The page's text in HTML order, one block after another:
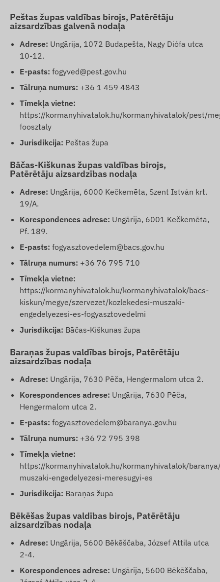
Peštas župas valdības birojs, Patērētāju
aizsardzības galvenā nodaļa
Adrese: Ungārija, 1072 Budapešta, Nagy Diófa utca
10-12.
E-pasts: fogyved@pest.gov.hu
Tālruņa numurs: +36 1 459 4843
Tīmekļa vietne:
https://kormanyhivatalok.hu/kormanyhivatalok/pest/
foosztaly
Jurisdikcija: Peštas župa
Bāčas-Kiškunas župas valdības birojs,
Patērētāju aizsardzības nodaļa
Adrese: Ungārija, 6000 Kečkemēta, Szent István krt.
19/A.
Korespondences adrese: Ungārija, 6001 Kečkemēta,
Pf. 189.
E-pasts: fogyasztovedelem@bacs.gov.hu
Tālruņa numurs: +36 76 795 710
Tīmekļa vietne:
https://kormanyhivatalok.hu/kormanyhivatalok/bacs-
kiskun/megye/szervezet/kozlekedesi-muszaki-
engedelyezesi-es-fogyasztovedelmi
Jurisdikcija: Bāčas-Kiškunas župa
Baraņas župas valdības birojs, Patērētāju
aizsardzības nodaļa
Adrese: Ungārija, 7630 Pēča, Hengermalom utca 2.
Korespondences adrese: Ungārija, 7630 Pēča,
Hengermalom utca 2.
E-pasts: fogyasztovedelem@baranya.gov.hu
Tālruņa numurs: +36 72 795 398
Tīmekļa vietne:
https://kormanyhivatalok.hu/kormanyhivatalok/
muszaki-engedelyezesi-meresugyi-es
Jurisdikcija: Baraņas župa
Bēkēšas župas valdības birojs, Patērētāju
aizsardzības nodaļa
Adrese: Ungārija, 5600 Bēkēščaba, József Attila utca
2-4.
Korespondences adrese: Ungārija, 5600 Bēkēščaba,